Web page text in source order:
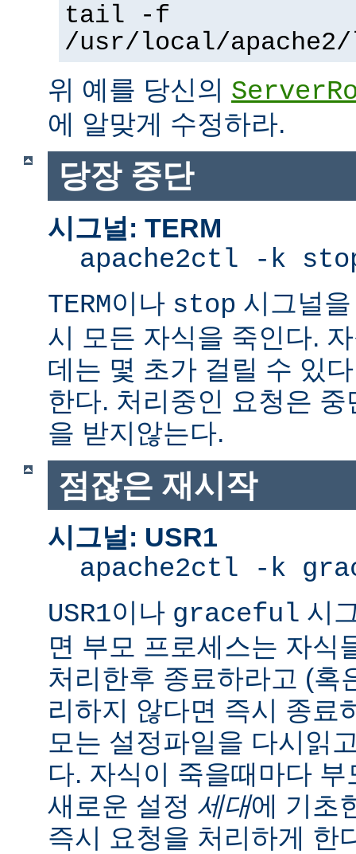
tail -f
/usr/local/
위 예를 당신의
에 알맞게 수정하라.
당장 중단
시그널: TERM
apache2ctl -k
TERM이나 stop 시그널
시 모든 자식을 죽인다.
데는 몇 초가 걸릴 수 있
한다. 처리중인 요청은
을 받지않는다.
점잖은 재시작
시그널: USR1
apache2ctl -k
USR1이나 graceful 시
면 부모 프로세스는 자식
처리한후 종료하라고 (혹
리하지 않다면 즉시 종료
모는 설정파일을 다시읽
다. 자식이 죽을때마다
새로운 설정 세대에 기초
즉시 요청을 처리하게 한